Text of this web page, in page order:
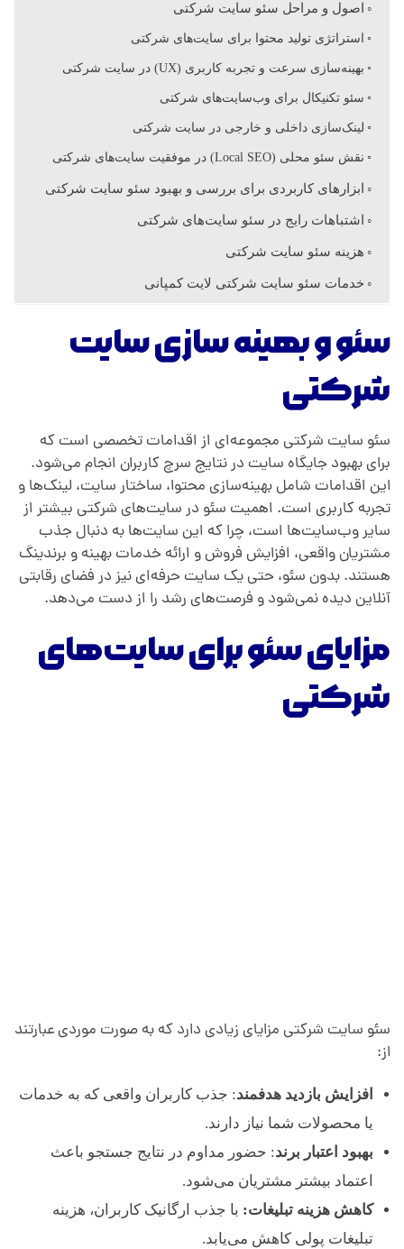
ی
اصول و مراحل سئو سایت شرکتی
استراتژی تولید محتوا برای سایت‌های شرکتی
بهینه‌سازی سرعت و تجربه کاربری (UX) در سایت شرکتی
سئو تکنیکال برای وب‌سایت‌های شرکتی
لینک‌سازی داخلی و خارجی در سایت شرکتی
نقش سئو محلی (Local SEO) در موفقیت سایت‌های شرکتی
ابزارهای کاربردی برای بررسی و بهبود سئو سایت شرکتی
اشتباهات رایج در سئو سایت‌های شرکتی
هزینه سئو سایت شرکتی
خدمات سئو سایت شرکتی لایت کمپانی
سئو و بهینه سازی سایت
شرکتی
سئو سایت شرکتی مجموعه‌ای از اقدامات تخصصی است که
برای بهبود جایگاه سایت در نتایج سرچ کاربران انجام می‌شود.
این اقدامات شامل بهینه‌سازی محتوا، ساختار سایت، لینک‌ها و
تجربه کاربری است. اهمیت سئو در سایت‌های شرکتی بیشتر از
سایر وب‌سایت‌ها است، چرا که این سایت‌ها به دنبال جذب
مشتریان واقعی، افزایش فروش و ارائه خدمات بهینه و برندینگ
هستند. بدون سئو، حتی یک سایت حرفه‌ای نیز در فضای رقابتی
آنلاین دیده نمی‌شود و فرصت‌های رشد را از دست می‌دهد.
مزایای سئو برای سایت‌های
شرکتی
سئو سایت شرکتی مزایای زیادی دارد که به صورت موردی عبارتند
از:
افزایش بازدید هدفمند: جذب کاربران واقعی که به خدمات
یا محصولات شما نیاز دارند.
بهبود اعتبار برند: حضور مداوم در نتایج جستجو باعث
اعتماد بیشتر مشتریان می‌شود.
کاهش هزینه تبلیغات: با جذب ارگانیک کاربران، هزینه
تبلیغات پولی کاهش می‌یابد.